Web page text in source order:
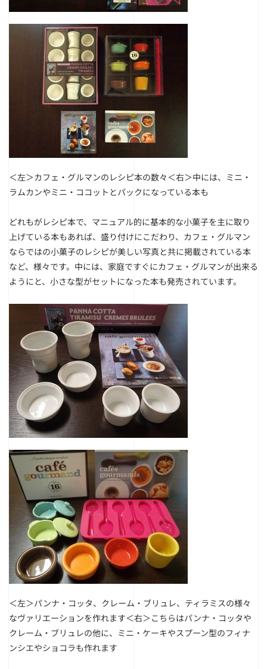
＜左＞カフェ・グルマンのレシピ本の数々＜右＞中には、ミニ・
ラムカンやミニ・ココットとパックになっている本も
どれもがレシピ本で、マニュアル的に基本的な小菓子を主に取り
上げている本もあれば、盛り付けにこだわり、カフェ・グルマン
ならではの小菓子のレシピが美しい写真と共に掲載されている本
など、様々です。中には、家庭ですぐにカフェ・グルマンが出来る
ようにと、小さな型がセットになった本も発売されています。
＜左＞パンナ・コッタ、クレーム・ブリュレ、ティラミスの様々
なヴァリエーションを作れます＜右＞こちらはパンナ・コッタや
クレーム・ブリュレの他に、ミニ・ケーキやスプーン型のフィナ
ンシエやショコラも作れます